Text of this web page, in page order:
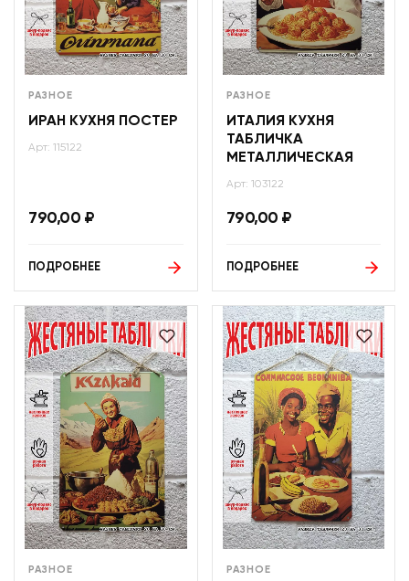
РАЗНОЕ
ИРАН КУХНЯ ПОСТЕР
Арт: 115122
790,00 ₽
ПОДРОБНЕЕ
РАЗНОЕ
ИТАЛИЯ КУХНЯ
ТАБЛИЧКА
МЕТАЛЛИЧЕСКАЯ
Арт: 103122
790,00 ₽
ПОДРОБНЕЕ
РАЗНОЕ РАЗНОЕ